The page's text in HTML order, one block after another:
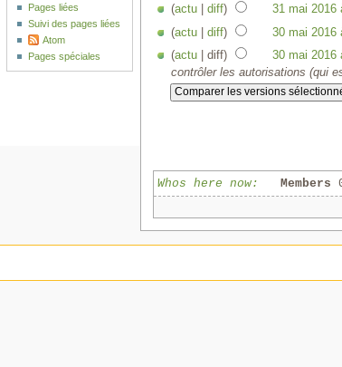
(actu| diff) 31 mai 2016
(actu| diff) 30 mai 2016
(actu| diff) 30 mai 2016
contrôler les autorisations (qui
Whos here now: Members
Pages liées
Suivi des pages liées
Atom
Pages spéciales